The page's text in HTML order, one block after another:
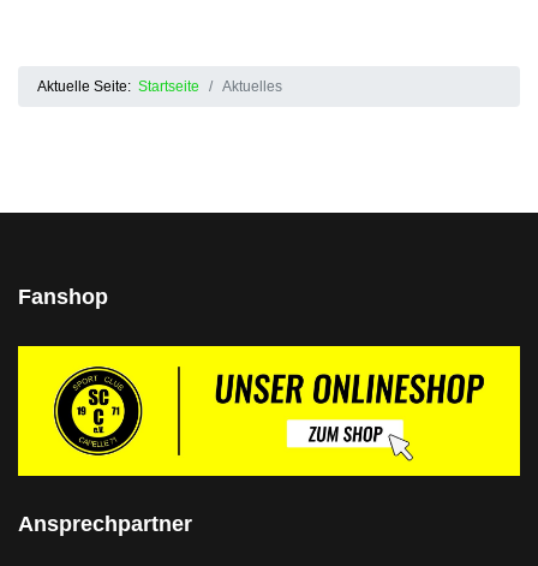
Aktuelle Seite: Startseite Aktuelles
Fanshop
Ansprechpartner